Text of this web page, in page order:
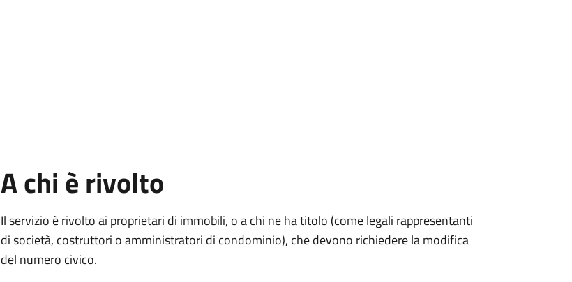
A chi è rivolto
Il servizio è rivolto ai proprietari di immobili, o a chi ne ha titolo (come legali rappresentanti
di società, costruttori o amministratori di condominio), che devono richiedere la modifica
del numero civico.